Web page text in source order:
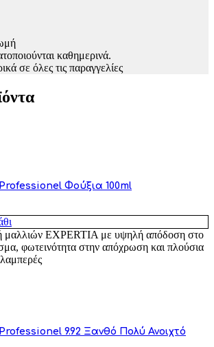
καθημερινά.
σε όλες τις παραγγελίες
Φούξια 100ml
μαλλιών EXPERTIA με υψηλή απόδοση στο
φωτεινότητα στην απόχρωση και πλούσια
9.92 Ξανθό Πολύ Ανοιχτό